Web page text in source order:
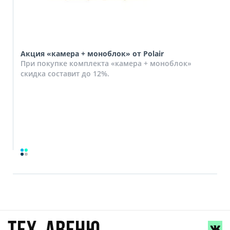
Акция «камера + моноблок» от Polair
При покупке комплекта «камера + моноблок»
скидка составит до 12%.